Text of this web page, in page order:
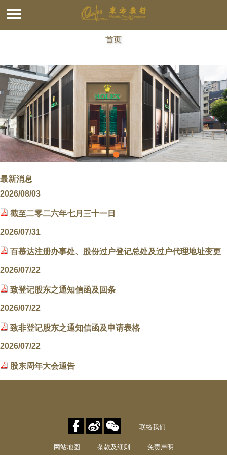
首页
最新消息
2026/08/03
截至二零二六年七月三十一日
2026/07/31
百慕达注册办事处、股份过户登记总处及过户代理地址变更
2026/07/22
致登记股东之通知信函及回条
2026/07/22
致非登记股东之通知信函及申请表格
2026/07/22
股东周年大会通告
联络我们
网站地图 条款及细则 免责声明